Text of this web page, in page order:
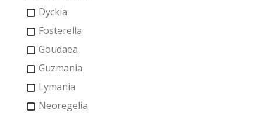
Dyckia
Fosterella
Goudaea
Guzmania
Lymania
Neoregelia